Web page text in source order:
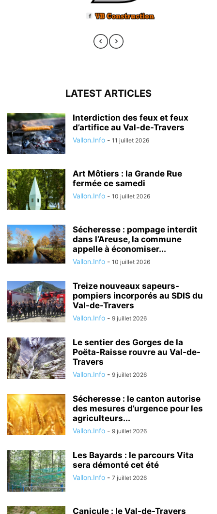
LATEST ARTICLES
Interdiction des feux et feux
d’artifice au Val-de-Travers
Vallon.Info - 11 juillet 2026
Art Môtiers : la Grande Rue
fermée ce samedi
Vallon.Info - 10 juillet 2026
Sécheresse : pompage interdit
dans l’Areuse, la commune
appelle à économiser...
Vallon.Info - 10 juillet 2026
Treize nouveaux sapeurs-
pompiers incorporés au SDIS du
Val-de-Travers
Vallon.Info - 9 juillet 2026
Le sentier des Gorges de la
Poëta-Raisse rouvre au Val-de-
Travers
Vallon.Info - 9 juillet 2026
Sécheresse : le canton autorise
des mesures d’urgence pour les
agriculteurs...
Vallon.Info - 9 juillet 2026
Les Bayards : le parcours Vita
sera démonté cet été
Vallon.Info - 7 juillet 2026
Canicule : le Val-de-Travers